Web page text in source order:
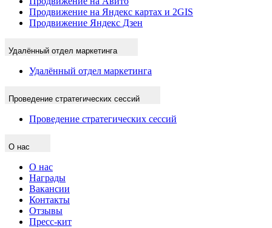
Продвижение на Яндекс картах и 2GIS
Продвижение Яндекс Дзен
Удалённый отдел маркетинга
Удалённый отдел маркетинга
Проведение стратегических сессий
Проведение стратегических сессий
О нас
О нас
Награды
Вакансии
Контакты
Отзывы
Пресс-кит